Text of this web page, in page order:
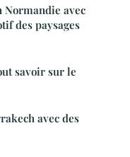
avec
des paysages
savoir sur le
avec des